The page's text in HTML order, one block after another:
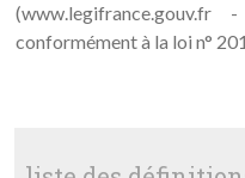
conformément à la loi n°